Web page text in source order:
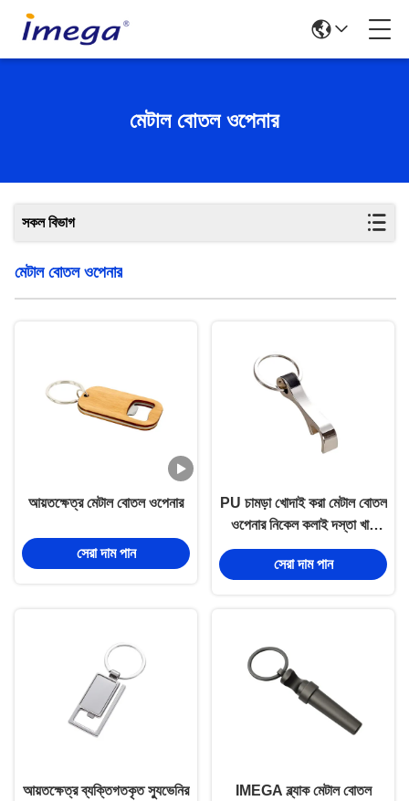
মেটাল বোতল ওপেনার
সকল বিভাগ
মেটাল বোতল ওপেনার
আয়তক্ষেত্র মেটাল বোতল ওপেনার
সেরা দাম পান
PU চামড়া খোদাই করা মেটাল বোতল
ওপেনার নিকেল কলাই দস্তা খাদ
কীরিং সঙ্গে
সেরা দাম পান
আয়তক্ষেত্র ব্যক্তিগতকৃত স্যুভেনির
IMEGA ব্ল্যাক মেটাল বোতল